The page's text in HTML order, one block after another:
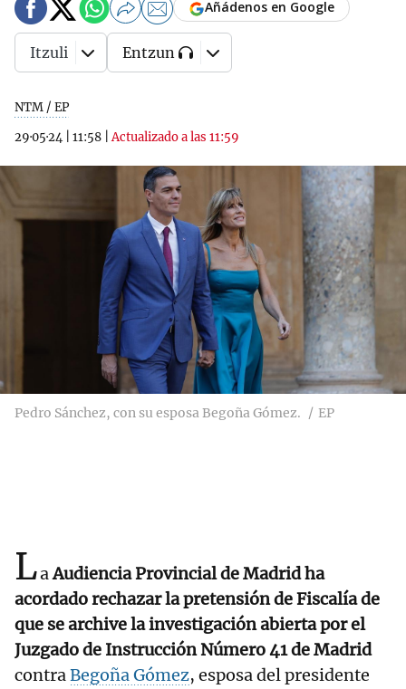
NTM / EP
29·05·24
11:58 |Actualizado a las 11:59
Añádenos en Google
Itzuli Entzun
Pedro Sánchez, con su esposa Begoña Gómez. EP
LaAudiencia Provincial de Madrid ha
acordado rechazar la pretensión de Fiscalía de
que se archive la investigación abierta por el
Juzgado de Instrucción Número 41 de Madrid
contraBegoña Gómez, esposa del presidente